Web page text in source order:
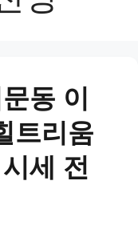
동 이
트리움
세 전